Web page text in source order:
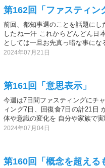
第162回「ファスティン
前回、都知事選のことを話題に
したねー汗 これからどんどん日
としては一旦お先真っ暗な事に
2024年07月21日
第161回「意思表示」
今週は7日間ファスティングにチ
ィング7日、回復食7日の計21日
体や意識の変化を 自分や家族で
2024年07月04日
第160回「概念を超える